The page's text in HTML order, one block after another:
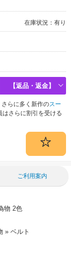
在庫状況：有り
【返品・返金】
らに多く新作のスー
さらに割引を受ける
ご利用案内
物 2色
» ベルト